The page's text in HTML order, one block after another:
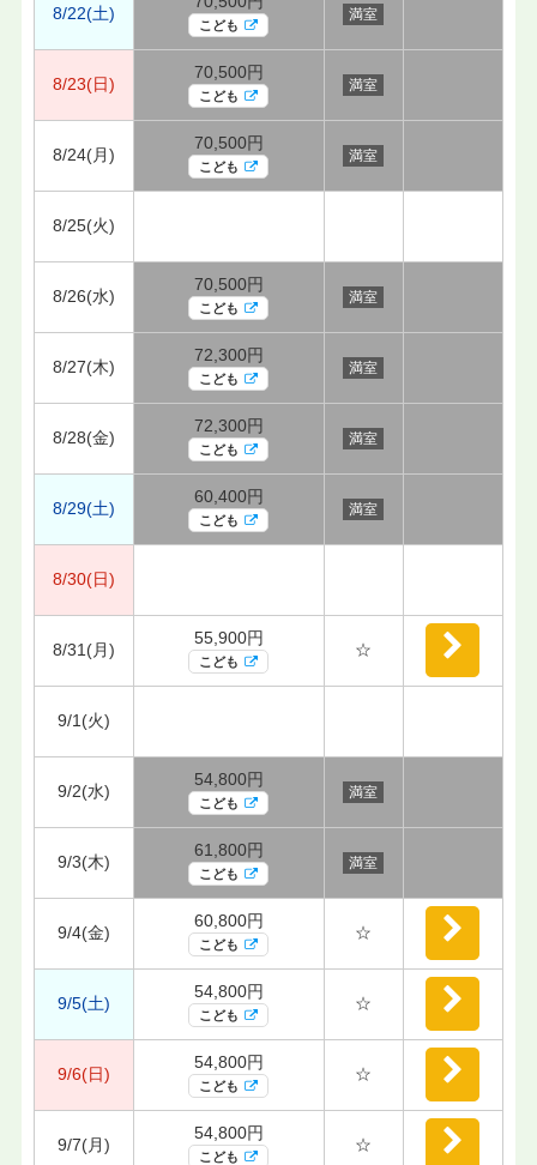
8/22(土)
こども
満室
8/23(日)
70,500円
こども
満室
8/24(月)
70,500円
こども
満室
8/25(火)
8/26(水)
70,500円
こども
満室
8/27(木)
72,300円
こども
満室
8/28(金)
72,300円
こども
満室
8/29(土)
60,400円
こども
満室
8/30(日)
8/31(月)
55,900円
こども
☆
9/1(火)
9/2(水)
54,800円
こども
満室
9/3(木)
61,800円
こども
満室
9/4(金)
60,800円
こども
☆
9/5(土)
54,800円
こども
☆
9/6(日)
54,800円
こども
☆
9/7(月)
54,800円
こども
☆